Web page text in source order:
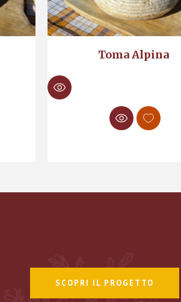
Toma Alpina
SCOPRI IL PROGETTO